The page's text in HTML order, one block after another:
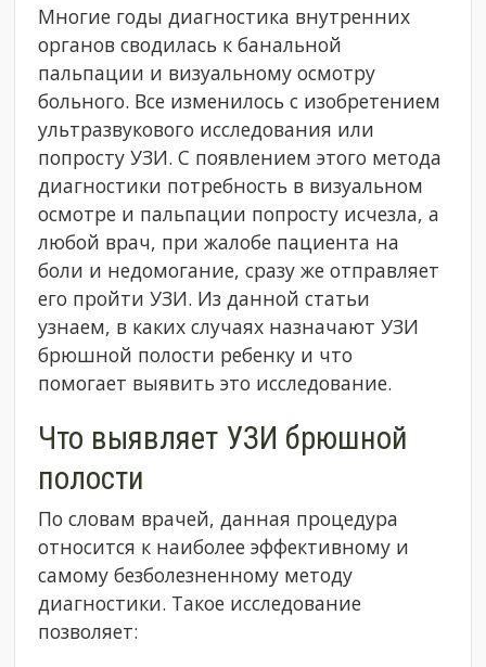
Многие годы диагностика внутренних
органов сводилась к банальной
пальпации и визуальному осмотру
больного. Все изменилось с изобретением
ультразвукового исследования или
попросту УЗИ. С появлением этого метода
диагностики потребность в визуальном
осмотре и пальпации попросту исчезла, а
любой врач, при жалобе пациента на
боли и недомогание, сразу же отправляет
его пройти УЗИ. Из данной статьи
узнаем, в каких случаях назначают УЗИ
брюшной полости ребенку и что
помогает выявить это исследование.
Что выявляет УЗИ брюшной
полости
По словам врачей, данная процедура
относится к наиболее эффективному и
самому безболезненному методу
диагностики. Такое исследование
позволяет: